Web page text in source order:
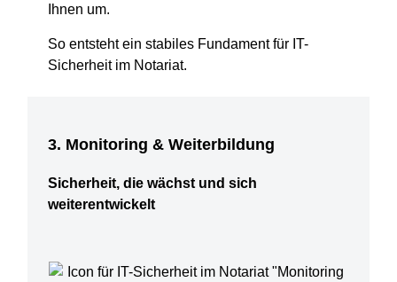
Ihnen um.
So entsteht ein stabiles Fundament für IT-
Sicherheit im Notariat.
3. Monitoring & Weiterbildung
Sicherheit, die wächst und sich
weiterentwickelt